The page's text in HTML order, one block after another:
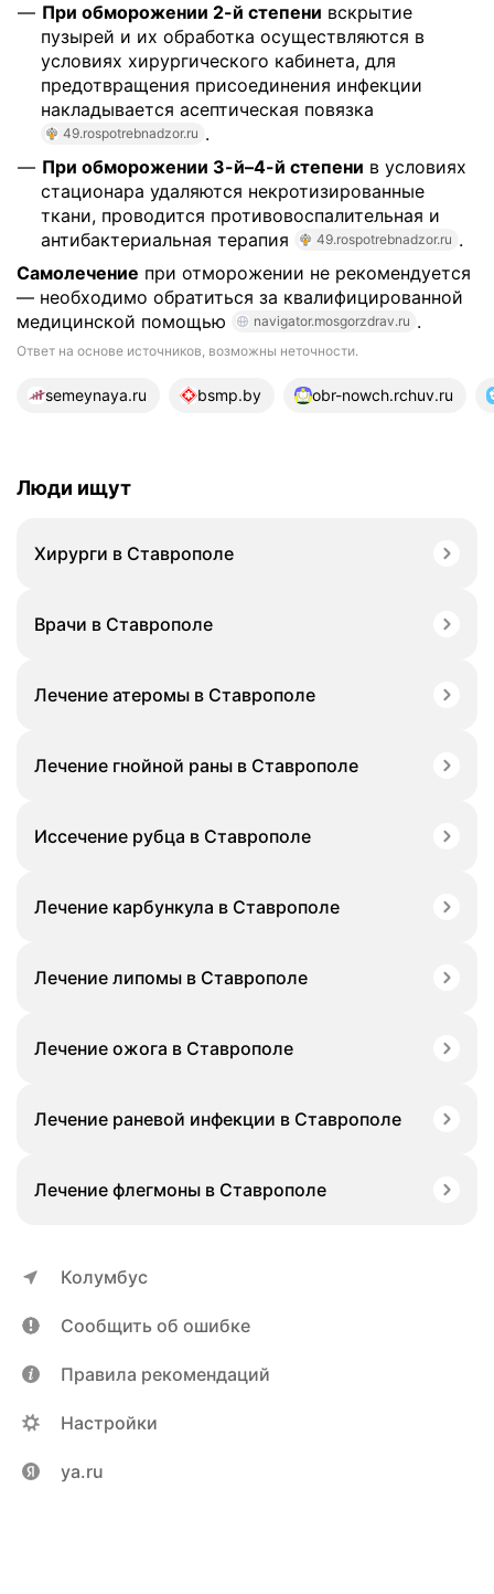
При обморожении 2-й степени вскрытие
пузырей и их обработка осуществляются в
условиях хирургического кабинета, для
предотвращения присоединения инфекции
накладывается асептическая повязка
49.rospotrebnadzor.ru .
При обморожении 3-й–4-й степени в условиях
стационара удаляются некротизированные
ткани, проводится противовоспалительная и
антибактериальная терапия
49.rospotrebnadzor.ru .
Самолечение при отморожении не рекомендуется
— необходимо обратиться за квалифицированной
медицинской помощью
navigator.mosgorzdrav.ru .
Ответ на основе источников, возможны неточности.
18 источников
semeynaya.ru bsmp.by obr-nowch.rchuv.ru
Люди ищут
Хирурги в Ставрополе
Врачи в Ставрополе
Лечение атеромы в Ставрополе
Лечение гнойной раны в Ставрополе
Иссечение рубца в Ставрополе
Лечение карбункула в Ставрополе
Лечение липомы в Ставрополе
Лечение ожога в Ставрополе
Лечение раневой инфекции в Ставрополе
Лечение флегмоны в Ставрополе
Колумбус
Сообщить об ошибке
Правила рекомендаций
Настройки
ya.ru